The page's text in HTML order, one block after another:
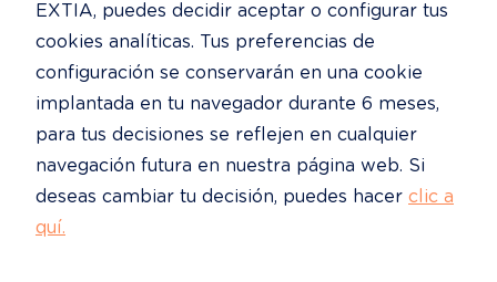
EXTIA, puedes decidir aceptar o configurar tus
cookies analíticas. Tus preferencias de
configuración se conservarán en una cookie
implantada en tu navegador durante 6 meses,
para tus decisiones se reflejen en cualquier
navegación futura en nuestra página web. Si
deseas cambiar tu decisión, puedes hacer clic a
quí.